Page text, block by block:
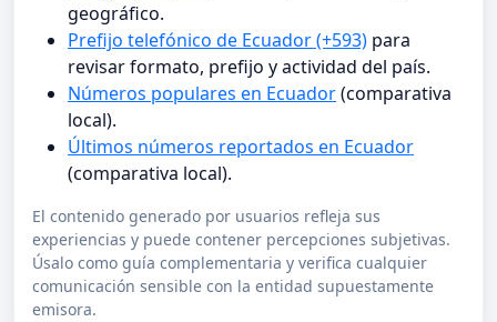
geográfico.
Prefijo telefónico de Ecuador (+593) para
revisar formato, prefijo y actividad del país.
Números populares en Ecuador(comparativa
local).
Últimos números reportados en Ecuador
(comparativa local).
El contenido generado por usuarios refleja sus
experiencias y puede contener percepciones subjetivas.
Úsalo como guía complementaria y verifica cualquier
comunicación sensible con la entidad supuestamente
emisora.